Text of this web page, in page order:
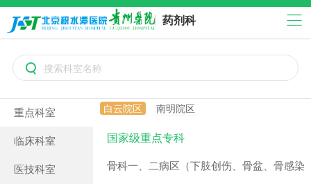
药剂科

重点科室
临床科室
医技科室
白云院区 南明院区
国家级重点专科
骨科一、二病区（下肢创伤、骨盆、骨感染